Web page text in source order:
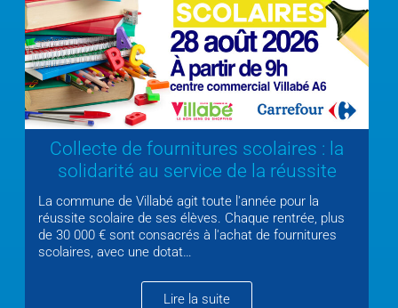
Collecte de fournitures scolaires : la
solidarité au service de la réussite
La commune de Villabé agit toute l'année pour la
réussite scolaire de ses élèves. Chaque rentrée, plus
de 30 000 € sont consacrés à l'achat de fournitures
scolaires, avec une dotat…
Lire la suite